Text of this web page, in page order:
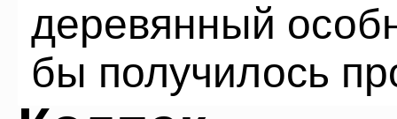
деревянный
бы получилось